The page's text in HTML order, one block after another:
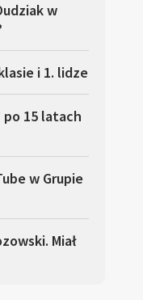
w
i 1. lidze
15 latach
w Grupie
Miał